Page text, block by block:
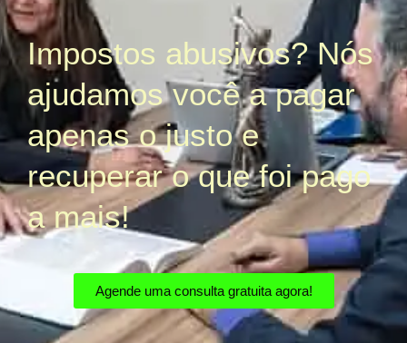
Impostos abusivos? Nós
ajudamos você a pagar
apenas o justo e
recuperar o que foi pago
a mais!
Agende uma consulta gratuita agora!